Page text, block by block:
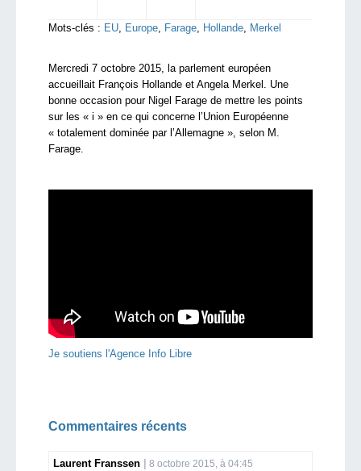
Mots-clés : EU, Europe, Farage, Hollande, Merkel
Mercredi 7 octobre 2015, la parlement européen
accueillait François Hollande et Angela Merkel. Une
bonne occasion pour Nigel Farage de mettre les points
sur les « i » en ce qui concerne l’Union Européenne
« totalement dominée par l’Allemagne », selon M.
Farage.
Je soutiens l'Agence Info Libre
Commentaires récents
Laurent Franssen 8 octobre 2015, à 04:45